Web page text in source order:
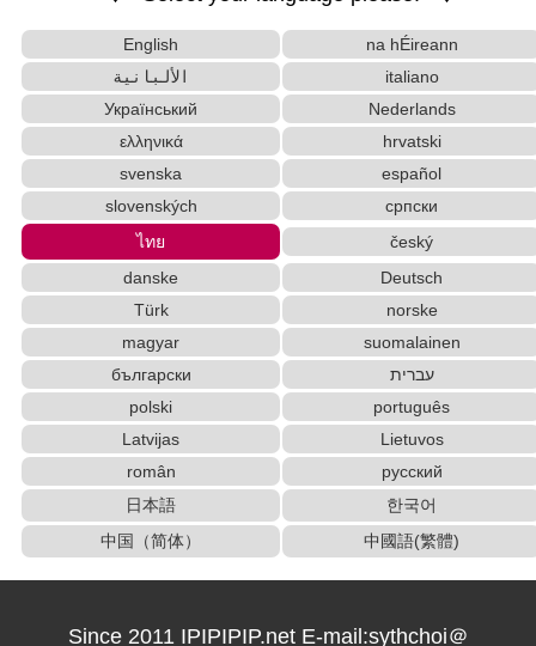
English
na hÉireann
الألبانية
italiano
Український
Nederlands
ελληνικά
hrvatski
svenska
español
slovenských
српски
ไทย
český
danske
Deutsch
Türk
norske
magyar
suomalainen
български
עברית
polski
português
Latvijas
Lietuvos
român
русский
日本語
한국어
中国（简体）
中國語(繁體)
Since 2011 IPIPIPIP.net E-mail:sythchoi＠